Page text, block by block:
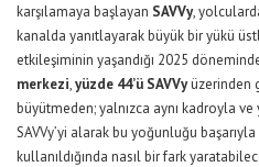
karşılamaya başlayan SAVVy,
kanalda yanıtlayarak büyük bir yükü
etkileşiminin yaşandığı 2025
merkezi,yüzde 44’ü SAVVyüzerinden
büyütmeden; yalnızca aynı kadroyla ve
SAVVy’yi alarak bu yoğunluğu
kullanıldığında nasıl bir fark